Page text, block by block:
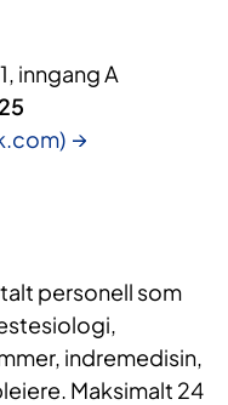
inngang A
personell som
indremedisin,
Maksimalt 24